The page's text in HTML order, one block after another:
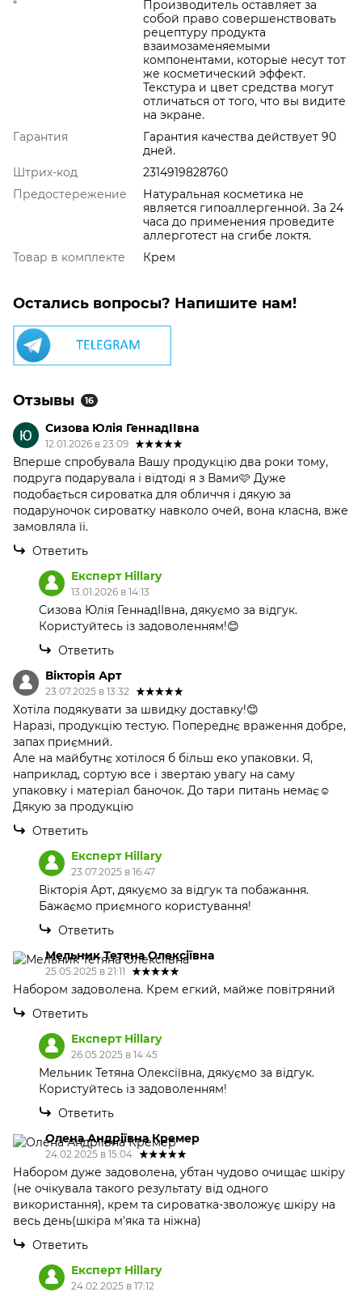
*
Производитель оставляет за
собой право совершенствовать
рецептуру продукта
взаимозаменяемыми
компонентами, которые несут тот
же косметический эффект.
Текстура и цвет средства могут
отличаться от того, что вы видите
на экране.
Гарантия
Гарантия качества действует 90
дней.
Штрих-код
2314919828760
Предостережение
Натуральная косметика не
является гипоаллергенной. За 24
часа до применения проведите
аллерготест на сгибе локтя.
Товар в комплекте
Крем
Остались вопросы? Напишите нам!
Отзывы 16
Сизова Юлiя ГеннадIIвна
12.01.2026 в 23:09
Вперше спробувала Вашу продукцію два роки тому,
подруга подарувала і відтоді я з Вами🩷 Дуже
подобається сироватка для обличчя і дякую за
подаруночок сироватку навколо очей, вона класна, вже
замовляла їі.
Ответить
Експерт Hillary
13.01.2026 в 14:13
Сизова Юлiя ГеннадIIвна, дякуємо за відгук.
Користуйтесь із задоволенням!😊
Ответить
Вікторія Арт
23.07.2025 в 13:32
Хотіла подякувати за швидку доставку!😊
Наразі, продукцію тестую. Попереднє враження добре,
запах приємний.
Але на майбутнє хотілося б більш еко упаковки. Я,
наприклад, сортую все і звертаю увагу на саму
упаковку і матеріал баночок. До тари питань немає☺️
Дякую за продукцію
Ответить
Експерт Hillary
23.07.2025 в 16:47
Вікторія Арт, дякуємо за відгук та побажання.
Бажаємо приємного користування!
Ответить
Мельник Тетяна Олексіївна
25.05.2025 в 21:11
Набором задоволена. Крем егкий, майже повітряний
Ответить
Експерт Hillary
26.05.2025 в 14:45
Мельник Тетяна Олексіївна, дякуємо за відгук.
Користуйтесь із задоволенням!
Ответить
Олена Андріївна Кремер
24.02.2025 в 15:04
Набором дуже задоволена, убтан чудово очищає шкіру
(не очікувала такого результату від одного
використання), крем та сироватка-зволожує шкіру на
весь день(шкіра м'яка та ніжна)
Ответить
Експерт Hillary
24.02.2025 в 17:12